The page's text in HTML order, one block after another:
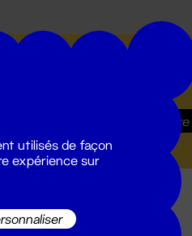
S'inscrire
utilisés de façon
expérience sur